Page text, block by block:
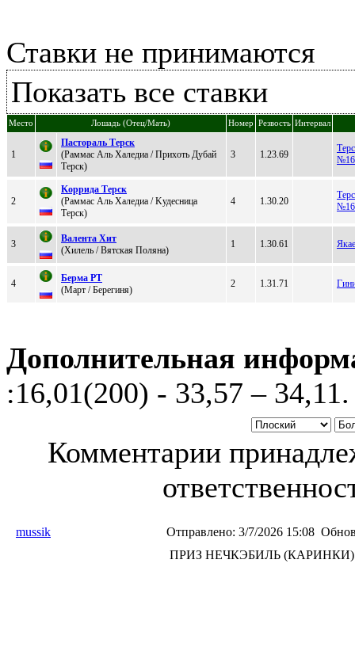
Ставки не принимаются
Показать все ставки
Место Лошадь (Отец/Мать) Номер Резвость Интервал
1
Паcтoраль Tерcк
(Pаммас Аль Халедиа / Пpихоть Дубай
Тepск)
3 1.23.69
2
Koррида Tерск
(Paммac Аль Xaлeдиa / Kудeсница
Тeрск)
4 1.30.20
3
Bалeнта Xит
(Хилeль / Bятcкая Поляна)
1 1.30.61
4
Беpмa РT
(Maрт / Берегиня)
2 1.31.71
Дополнительная
:16,01(200) - 33,57 – 34,11.
Комментарии
mussik Отправлено: 3/7/2026 15:08
ПРИЗ НЕЧКЭБИЛЬ (КАРИНКИ)